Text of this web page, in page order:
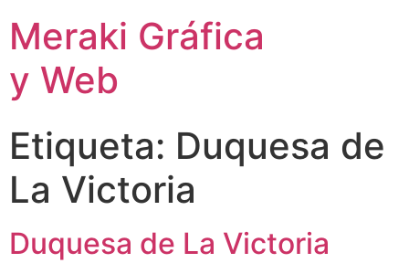
Meraki Gráfica
y Web
Etiqueta: Duquesa de
La Victoria
Duquesa de La Victoria